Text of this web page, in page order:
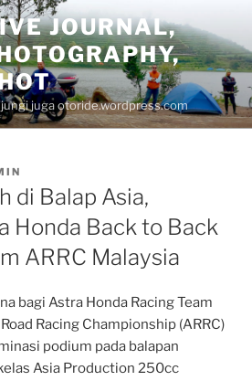
JOURNAL,
juga otoride.wordpress.com
di Balap Asia,
Honda Back to Back
ARRC Malaysia
bagi Astra Honda Racing Team
Racing Championship (ARRC)
podium pada balapan
Asia Production 250cc